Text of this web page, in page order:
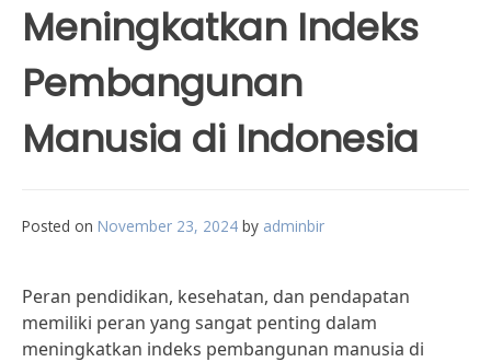
Meningkatkan Indeks
Pembangunan
Manusia di Indonesia
Posted on November 23, 2024 by adminbir
Peran pendidikan, kesehatan, dan pendapatan
memiliki peran yang sangat penting dalam
meningkatkan indeks pembangunan manusia di